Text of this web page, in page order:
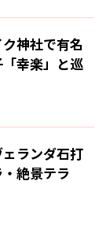
ク神社で有名
幸楽」と巡
ェランダ石打
絶景テラ